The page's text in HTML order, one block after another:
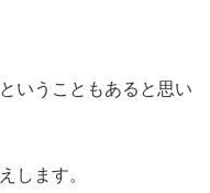
いうこともあると思い
します。